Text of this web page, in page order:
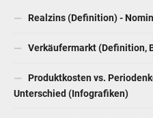
Realzins (Definition) -
Verkäufermarkt (Definition,
Produktkosten vs.
Unterschied (Infografiken)